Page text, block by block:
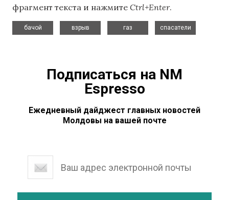
фрагмент текста и нажмите Ctrl+Enter.
бачой
взрыв
газ
спасатели
Подписаться на NM
Espresso
Ежедневный дайджест главных новостей
Молдовы на вашей почте